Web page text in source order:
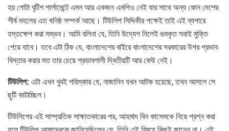
হয় গোটা বৃটিশ পার্লামেন্টে এমন আর একজন এমপিও নেই যার সাথে অন্য কোন দেশের
শীর্ষ মহলের এত ঘনিষ্ঠ সম্পর্ক আছে। টিউলিপ সিদ্দিকীর পক্ষেই তাই এই ব্যপারে
হস্তক্ষেপ করা সম্ভব। আমি বলিনা যে, তিনি উদ্যেগ নিলেই গুমকৃত সবাই মুক্তি
পেয়ে যাবে। তবে এটা ঠিক যে, বাংলাদেশের বাইরে বাংলাদেশের সরকারের উপর প্রভাব
বিস্তার করার মত তার চেয়ে প্রভাবশালী দ্বিতীয়টি আর কেউ নেই।
টিউলিপ: এটা এখন খুবই পরিস্কার যে, নাজানিন যখন আটক হয়েছে, তখন আসলে সে
ছুটি কাটাচ্ছিল।
টিউলিপের এই সাম্প্রতিক সাক্ষাতকারের পর, আহমাদ বিন কাসেমকে নিয়ে প্রশ্ন করা